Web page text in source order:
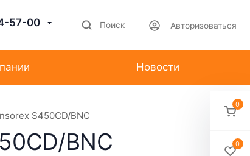
57-00 Поиск Авторизоваться
Новости
S450CD/BNC
BNC
0
0